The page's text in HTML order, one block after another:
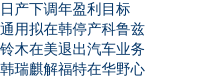
日产下调年盈利目标
通用拟在韩停产科鲁兹
铃木在美退出汽车业务
韩瑞麒解福特在华野心